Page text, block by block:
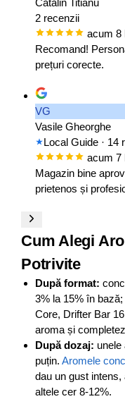
Cătălin Titianu
2 recenzii
acum 8
Recomand!
prețuri corecte.
VG
Vasile Gheorghe
Local Guide · 14
acum 7
Magazin bine
prietenos și
Cum Alegi
Potrivite
După format:
3% la 15% în
Core, Drifter Bar
aroma și
După dozaj: unele
puțin. Aromele
dau un gust intens,
altele cer 8-12%.